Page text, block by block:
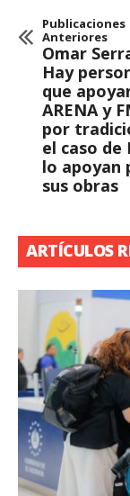
Publicaciones
Anteriores
Omar
Hay
que
ARENA y
por
el caso de
lo apoyan
sus obras
ARTÍCULOS